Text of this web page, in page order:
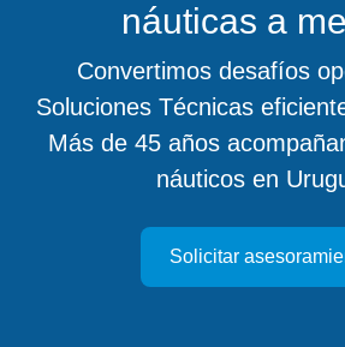
náuticas a
Convertimos desafíos
Soluciones Técnicas
Más de 45 años
náuticos en
Solicitar